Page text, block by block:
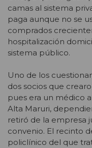
camas al sistema
paga aunque no se
comprados
hospitalización
sistema público.
Uno de los
dos socios que
pues era un médico
Alta Maruri,
retiró de la empresa
convenio. El recinto
policlínico del que